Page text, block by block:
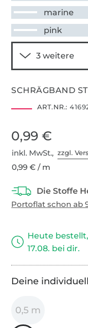
marine
pink
SCHRÄGBAND
ART.NR.:
0,99 €
inkl. MwSt.,zzgl.
0,99 € / m
Heute
17.08. bei dir.
Deine
0,5 m